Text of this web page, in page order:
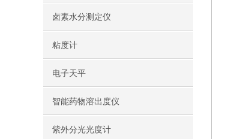
卤素水分测定仪
粘度计
电子天平
智能药物溶出度仪
紫外分光光度计